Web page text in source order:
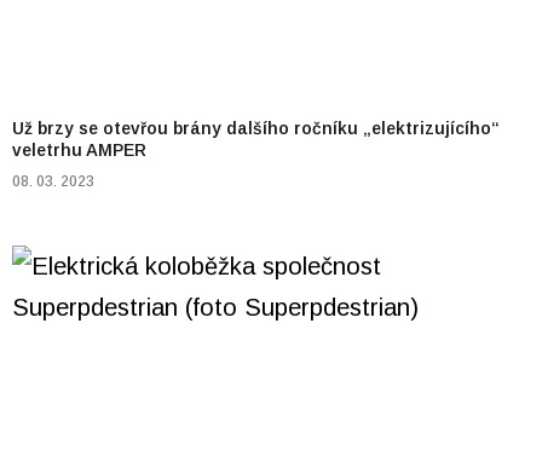
Už brzy se otevřou brány dalšího ročníku „elektrizujícího“
veletrhu AMPER
08. 03. 2023